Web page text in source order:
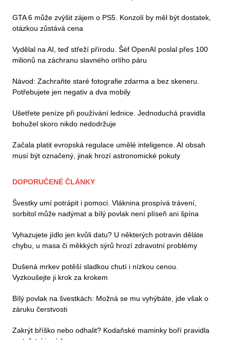
GTA 6 může zvýšit zájem o PS5. Konzolí by měl být dostatek,
otázkou zůstává cena
Vydělal na AI, teď střeží přírodu. Šéf OpenAI poslal přes 100
milionů na záchranu slavného orlího páru
Návod: Zachraňte staré fotografie zdarma a bez skeneru.
Potřebujete jen negativ a dva mobily
Ušetřete peníze při používání lednice. Jednoduchá pravidla
bohužel skoro nikdo nedodržuje
Začala platit evropská regulace umělé inteligence. AI obsah
musí být označený, jinak hrozí astronomické pokuty
DOPORUČENÉ ČLÁNKY
Švestky umí potrápit i pomoci. Vláknina prospívá trávení,
sorbitol může nadýmat a bílý povlak není plíseň ani špína
Vyhazujete jídlo jen kvůli datu? U některých potravin děláte
chybu, u masa či měkkých sýrů hrozí zdravotní problémy
Dušená mrkev potěší sladkou chutí i nízkou cenou.
Vyzkoušejte ji krok za krokem
Bílý povlak na švestkách: Možná se mu vyhýbáte, jde však o
záruku čerstvosti
Zakrýt bříško nebo odhalit? Kodaňské maminky boří pravidla